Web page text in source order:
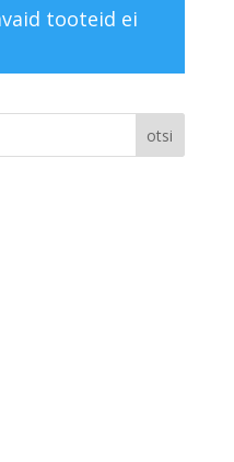
tooteid ei
otsi